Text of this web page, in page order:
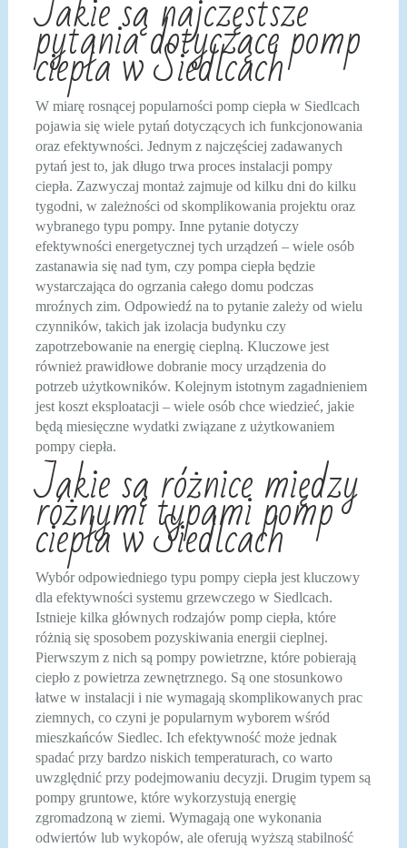
pytania dotyczące pomp
ciepła w Siedlcach
W miarę rosnącej popularności pomp ciepła w Siedlcach
pojawia się wiele pytań dotyczących ich funkcjonowania
oraz efektywności. Jednym z najczęściej zadawanych
pytań jest to, jak długo trwa proces instalacji pompy
ciepła. Zazwyczaj montaż zajmuje od kilku dni do kilku
tygodni, w zależności od skomplikowania projektu oraz
wybranego typu pompy. Inne pytanie dotyczy
efektywności energetycznej tych urządzeń – wiele osób
zastanawia się nad tym, czy pompa ciepła będzie
wystarczająca do ogrzania całego domu podczas
mroźnych zim. Odpowiedź na to pytanie zależy od wielu
czynników, takich jak izolacja budynku czy
zapotrzebowanie na energię cieplną. Kluczowe jest
również prawidłowe dobranie mocy urządzenia do
potrzeb użytkowników. Kolejnym istotnym zagadnieniem
jest koszt eksploatacji – wiele osób chce wiedzieć, jakie
będą miesięczne wydatki związane z użytkowaniem
pompy ciepła.
Jakie są różnice między
różnymi typami pomp
ciepła w Siedlcach
Wybór odpowiedniego typu pompy ciepła jest kluczowy
dla efektywności systemu grzewczego w Siedlcach.
Istnieje kilka głównych rodzajów pomp ciepła, które
różnią się sposobem pozyskiwania energii cieplnej.
Pierwszym z nich są pompy powietrzne, które pobierają
ciepło z powietrza zewnętrznego. Są one stosunkowo
łatwe w instalacji i nie wymagają skomplikowanych prac
ziemnych, co czyni je popularnym wyborem wśród
mieszkańców Siedlec. Ich efektywność może jednak
spadać przy bardzo niskich temperaturach, co warto
uwzględnić przy podejmowaniu decyzji. Drugim typem są
pompy gruntowe, które wykorzystują energię
zgromadzoną w ziemi. Wymagają one wykonania
odwiertów lub wykopów, ale oferują wyższą stabilność